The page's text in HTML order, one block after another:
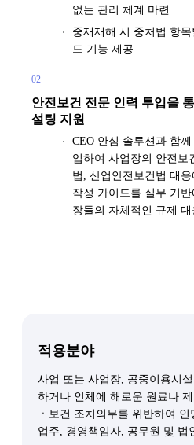
없는 관리 체계 마련
중재재해 시 중처법 항
드 기능 제공
02
안전보건 전문 인력 투입을
설팅 지원
CEO 안심 솔루션과 함
입하여 사업장의 안전보
법, 산업안전보건법 대
작성 가이드를 실무 기
장들의 자체적인 규제
적용분야
사업 또는 사업장, 공중이용시
하거나 인체에 해로운 원료나
ㆍ보건 조치의무를 위반하여
업주, 경영책임자, 공무원 및 법